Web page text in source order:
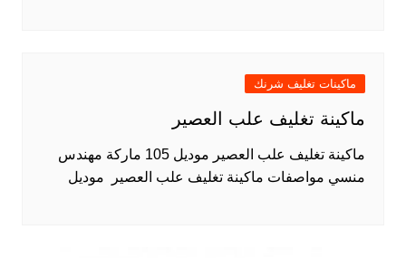
ماكينات تغليف شرنك
ماكينة تغليف علب العصير
ماكينة تغليف علب العصير موديل 105 ماركة مهندس
منسي مواصفات ماكينة تغليف علب العصير موديل